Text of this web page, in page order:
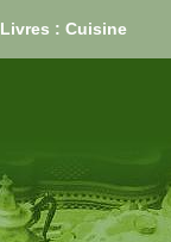
Livres : Cuisine